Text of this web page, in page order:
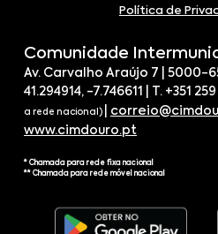
Política de
Comunidade
Av. Carvalho Araújo 7 | 5000-
41.294914, -7.746611 | T. +351
a rede nacional)
www.cimdouro.pt
* Chamada para rede fixa nacional
** Chamada para rede móvel nacional